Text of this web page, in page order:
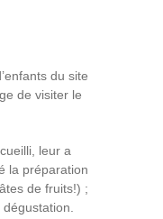
du site
de visiter le
leur a
la préparation
de fruits!) ;